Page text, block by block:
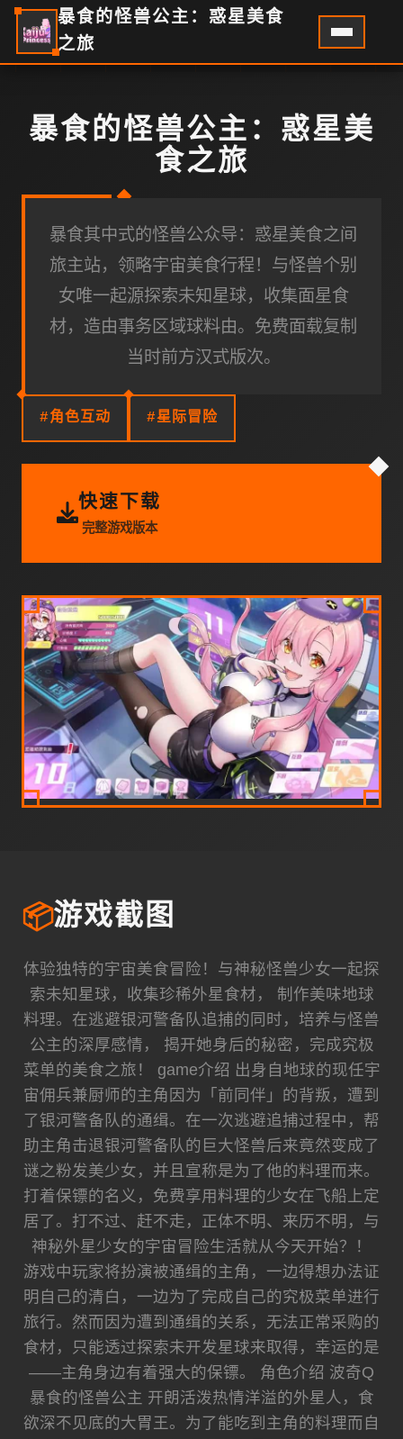
暴食的怪兽公主：惑星美食
之旅
暴食的怪兽公主：惑星美
食之旅
暴食其中式的怪兽公众导：惑星美食之间
旅主站，领略宇宙美食行程！与怪兽个别
女唯一起源探索未知星球，收集面星食
材，造由事务区域球料由。免费面载复制
当时前方汉式版次。
#角色互动 #星际冒险
快速下载
完整游戏版本
📦游戏截图
体验独特的宇宙美食冒险！与神秘怪兽少女一起探
索未知星球，收集珍稀外星食材， 制作美味地球
料理。在逃避银河警备队追捕的同时，培养与怪兽
公主的深厚感情， 揭开她身后的秘密，完成究极
菜单的美食之旅！ game介绍 出身自地球的现任宇
宙佣兵兼厨师的主角因为「前同伴」的背叛，遭到
了银河警备队的通缉。在一次逃避追捕过程中，帮
助主角击退银河警备队的巨大怪兽后来竟然变成了
谜之粉发美少女，并且宣称是为了他的料理而来。
打着保镖的名义，免费享用料理的少女在飞船上定
居了。打不过、赶不走，正体不明、来历不明，与
神秘外星少女的宇宙冒险生活就从今天开始？！
游戏中玩家将扮演被通缉的主角，一边得想办法证
明自己的清白，一边为了完成自己的究极菜单进行
旅行。然而因为遭到通缉的关系，无法正常采购的
食材，只能透过探索未开发星球来取得，幸运的是
——主角身边有着强大的保镖。 角色介绍 波奇Q
暴食的怪兽公主 开朗活泼热情洋溢的外星人，食
欲深不见底的大胃王。为了能吃到主角的料理而自